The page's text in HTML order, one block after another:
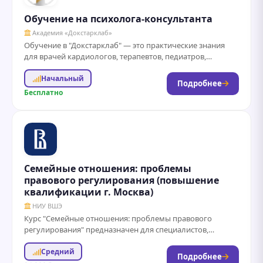
Обучение на психолога-консультанта
Академия «Докстарклаб»
Обучение в "Докстарклаб" — это практические знания
для врачей кардиологов, терапевтов, педиатров,
офтальмологов и так далее, которые можно сразу
применять...
Начальный
Бесплатно
Подробнее
Семейные отношения: проблемы
правового регулирования (повышение
квалификации г. Москва)
НИУ ВШЭ
Курс "Семейные отношения: проблемы правового
регулирования" предназначен для специалистов,
желающих углубить свои знания в области семейного
права и понять современные...
Средний
Подробнее